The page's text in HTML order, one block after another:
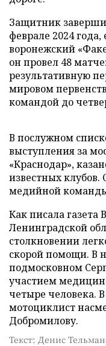
Защитник
феврале 2024
воронежский
он провел 48
результативную
мировом
командой до
В послужном
выступления за
«Краснодар»,
известных
медийной
Как писала газета
Ленинградской
столкновении
скорой помощи. В
подмосковном
участием
четыре человека.
мотоциклист
Добромилову.
Текст: Денис